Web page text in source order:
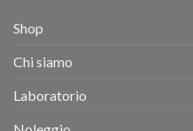
Shop
Chi siamo
Laboratorio